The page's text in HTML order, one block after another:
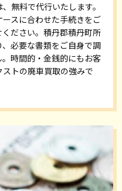
無料で代行いたします。
スに合わせた手続きをご
ださい。積丹郡積丹町所
必要な書類をご自身で調
時間的・金銭的にもお客
トの廃車買取の強みで